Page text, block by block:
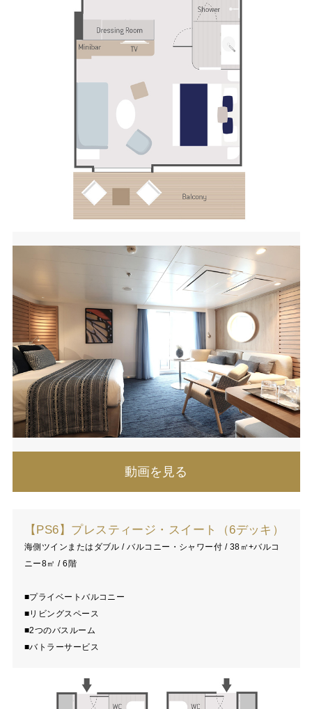
動画を見る
【PS6】プレスティージ・スイート（6デッキ）
海側ツインまたはダブル / バルコニー・シャワー付 / 38㎡+バルコ
ニー8㎡ / 6階
■プライベートバルコニー
■リビングスペース
■2つのバスルーム
■バトラーサービス